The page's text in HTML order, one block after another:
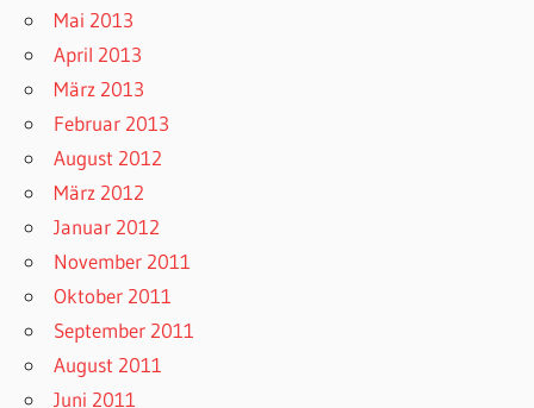
Mai 2013
April 2013
März 2013
Februar 2013
August 2012
März 2012
Januar 2012
November 2011
Oktober 2011
September 2011
August 2011
Juni 2011